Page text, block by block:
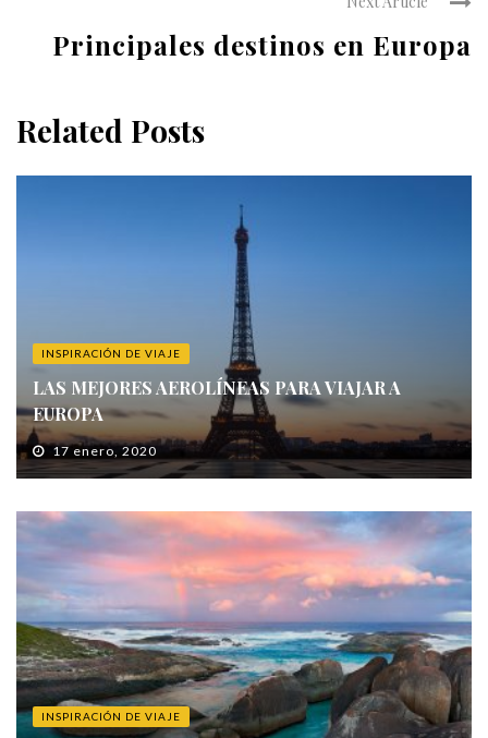
Principales destinos en Europa
Related Posts
INSPIRACIÓN DE VIAJE
LAS MEJORES AEROLÍNEAS PARA VIAJAR A
EUROPA
17 enero, 2020
INSPIRACIÓN DE VIAJE